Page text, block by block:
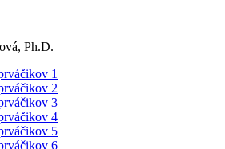
Ph.D.